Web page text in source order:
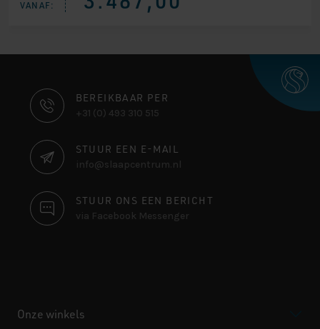
VANAF:
CONTACT
INFORMATIE
BEREIKBAAR PER
+31 (0) 493 310 515
STUUR EEN E-MAIL
info@slaapcentrum.nl
STUUR ONS EEN BERICHT
via Facebook Messenger
Onze winkels